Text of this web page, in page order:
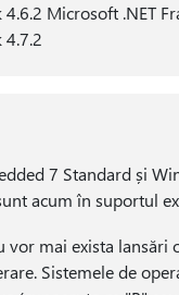
Microsoft .NET
4.7.2
7 Standard și
acum în suportul
mai exista
Sistemele de